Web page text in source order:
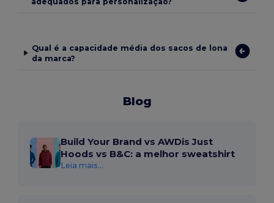
Qual é a capacidade média dos sacos de lona
da marca?
Blog
Build Your Brand vs AWDis Just
Hoods vs B&C: a melhor sweatshirt
Leia mais...